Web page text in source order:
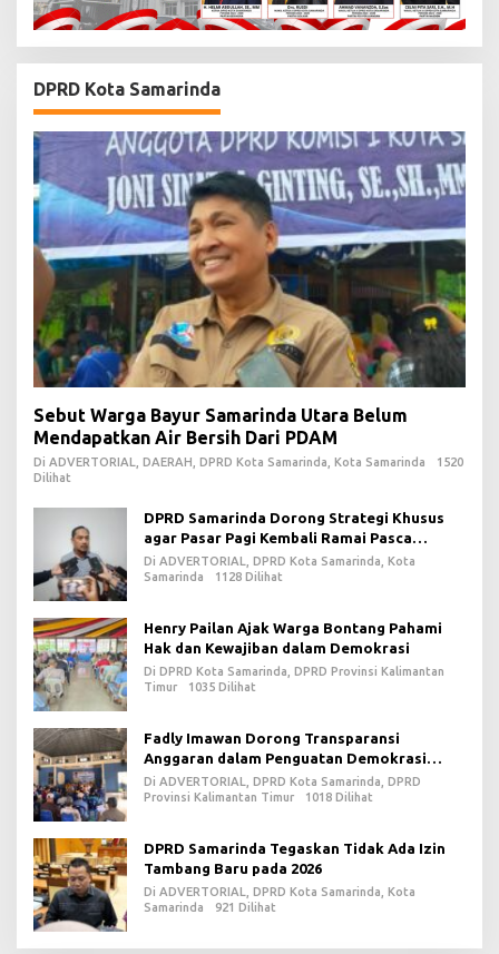
DPRD Kota Samarinda
Sebut Warga Bayur Samarinda Utara Belum
Mendapatkan Air Bersih Dari PDAM
Di ADVERTORIAL, DAERAH, DPRD Kota Samarinda, Kota Samarinda
1520
Dilihat
DPRD Samarinda Dorong Strategi Khusus
agar Pasar Pagi Kembali Ramai Pasca
Revitalisasi
Di ADVERTORIAL, DPRD Kota Samarinda, Kota
Samarinda
1128 Dilihat
Henry Pailan Ajak Warga Bontang Pahami
Hak dan Kewajiban dalam Demokrasi
Di DPRD Kota Samarinda, DPRD Provinsi Kalimantan
Timur
1035 Dilihat
Fadly Imawan Dorong Transparansi
Anggaran dalam Penguatan Demokrasi
Daerah di PPU
Di ADVERTORIAL, DPRD Kota Samarinda, DPRD
Provinsi Kalimantan Timur
1018 Dilihat
DPRD Samarinda Tegaskan Tidak Ada Izin
Tambang Baru pada 2026
Di ADVERTORIAL, DPRD Kota Samarinda, Kota
Samarinda
921 Dilihat